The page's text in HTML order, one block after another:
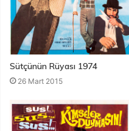
Sütçünün Rüyası 1974
26 Mart 2015